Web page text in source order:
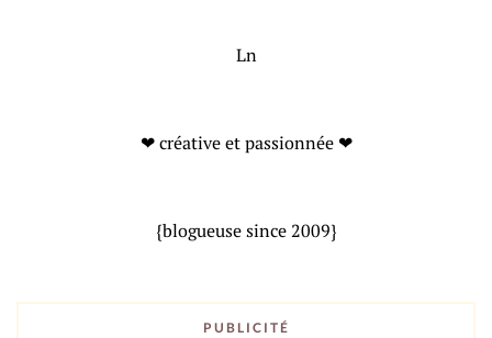
Ln
❤ créative et passionnée ❤
{blogueuse since 2009}
PUBLICITÉ